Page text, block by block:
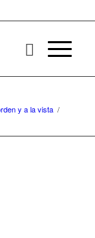
y a la vista /